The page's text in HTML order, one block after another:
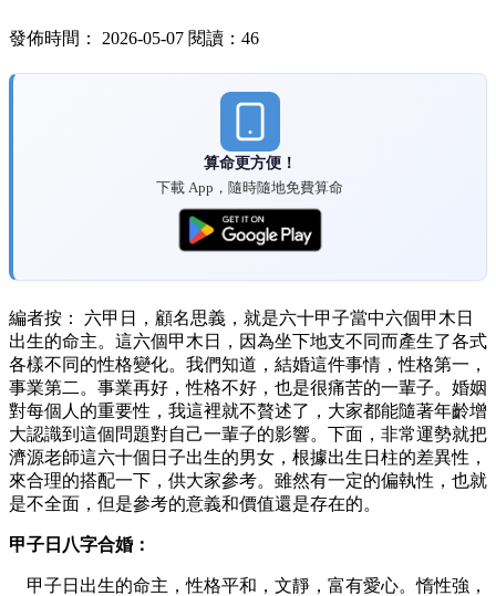
發佈時間： 2026-05-07 閱讀：46
算命更方便！
下載 App，隨時隨地免費算命
編者按： 六甲日，顧名思義，就是六十甲子當中六個甲木日
出生的命主。這六個甲木日，因為坐下地支不同而產生了各式
各樣不同的性格變化。我們知道，結婚這件事情，性格第一，
事業第二。事業再好，性格不好，也是很痛苦的一輩子。婚姻
對每個人的重要性，我這裡就不贅述了，大家都能隨著年齡增
大認識到這個問題對自己一輩子的影響。下面，非常運勢就把
濟源老師這六十個日子出生的男女，根據出生日柱的差異性，
來合理的搭配一下，供大家參考。雖然有一定的偏執性，也就
是不全面，但是參考的意義和價值還是存在的。
甲子日八字合婚：
甲子日出生的命主，性格平和，文靜，富有愛心。惰性強，